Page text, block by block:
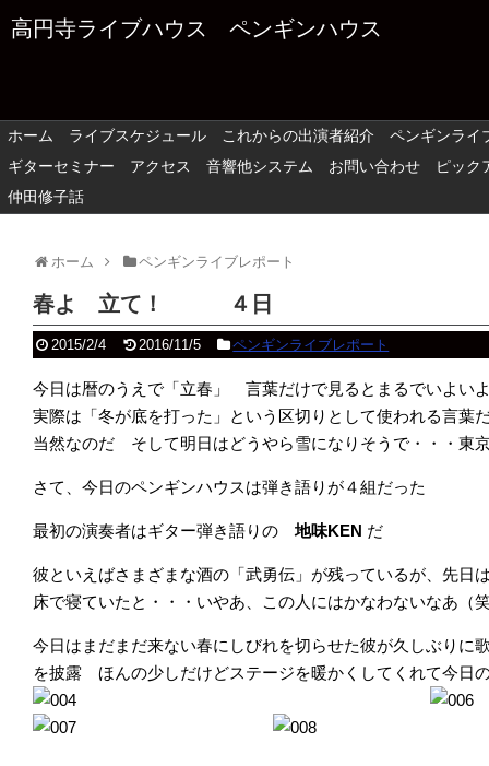
高円寺ライブハウス ペンギンハウス
ホーム ライブスケジュール これからの出演者紹介
ペンギンライ
ギターセミナー
アクセス 音響他システム お問い合わせ
ピック
仲田修子話
ホーム ペンギンライブレポート
春よ 立て！ ４日
2015/2/4 2016/11/5 ペンギンライブレポート
今日は暦のうえで「立春」 言葉だけで見るとまるでいよい
実際は「冬が底を打った」という区切りとして使われる言葉
当然なのだ そして明日はどうやら雪になりそうで・・・東
さて、今日のペンギンハウスは弾き語りが４組だった
最初の演奏者はギター弾き語りの地味KEN だ
彼といえばさまざまな酒の「武勇伝」が残っているが、先日
床で寝ていたと・・・いやあ、この人にはかなわないなあ（
今日はまだまだ来ない春にしびれを切らせた彼が久しぶりに
を披露 ほんの少しだけどステージを暖かくしてくれて今日